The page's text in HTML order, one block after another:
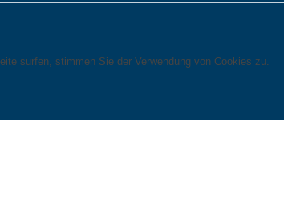
surfen, stimmen Sie der Verwendung von Cookies zu.